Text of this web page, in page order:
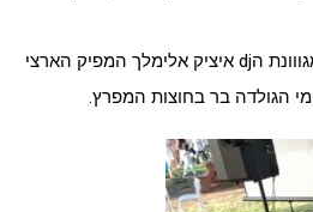
כמובן על המוסיקה עכשיו ומגווונת הdj איציק אלימלך המפיק הארצי
הגולדה בר בחוצות המפרץ.